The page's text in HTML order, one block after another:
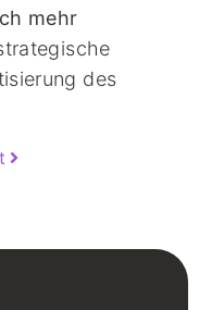
mehr
des